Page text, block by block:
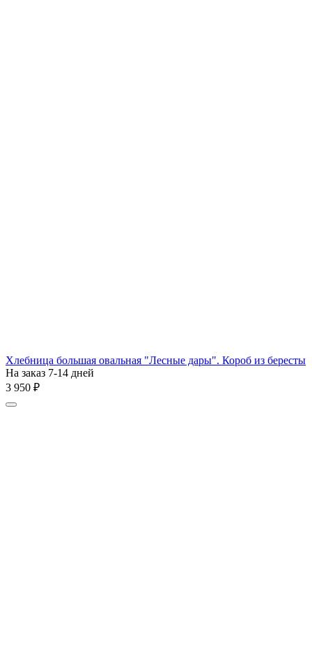
Хлебница большая овальная "Лесные дары". Короб из бересты
На заказ 7-14 дней
3 950 ₽